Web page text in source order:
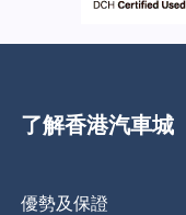
了解香港汽車城
優勢及保證